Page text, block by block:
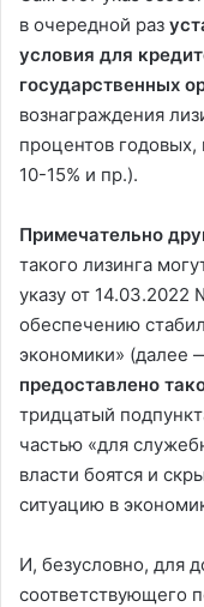
в очередной раз
условия для
государственных
вознаграждения
процентов
10-15% и пр.).
Примечательно
такого лизинга
указу от
обеспечению
экономики» (далее
предоставлено
тридцатый
частью «для
власти боятся и
ситуацию в
И, безусловно, для
соответствующего